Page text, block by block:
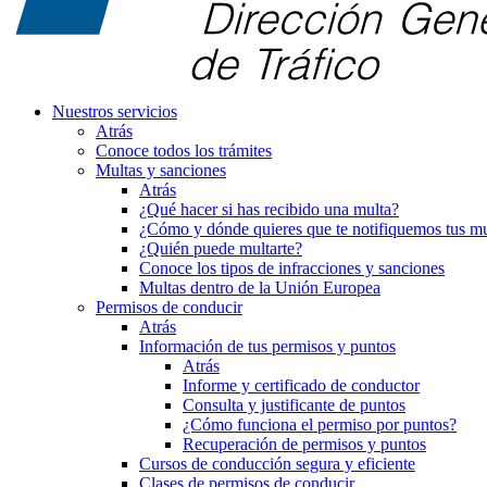
Nuestros servicios
Atrás
Conoce todos los trámites
Multas y sanciones
Atrás
¿Qué hacer si has recibido una multa?
¿Cómo y dónde quieres que te notifiquemos tus
¿Quién puede multarte?
Conoce los tipos de infracciones y sanciones
Multas dentro de la Unión Europea
Permisos de conducir
Atrás
Información de tus permisos y puntos
Atrás
Informe y certificado de conductor
Consulta y justificante de puntos
¿Cómo funciona el permiso por puntos?
Recuperación de permisos y puntos
Cursos de conducción segura y eficiente